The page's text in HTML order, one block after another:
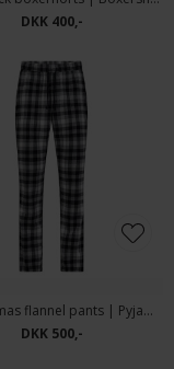
DKK 400,-
JBS - Pyjamas flannel pants | Pyjamasbukser 209
DKK 500,-